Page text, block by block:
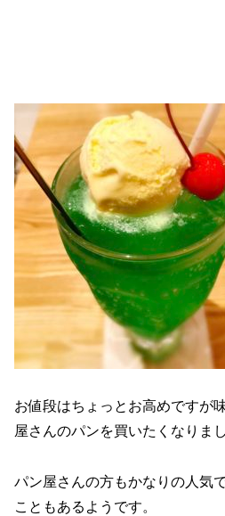
お値段はちょっとお高めですが
屋さんのパンを買いたくなりまし
パン屋さんの方もかなりの人気
こともあるようです。